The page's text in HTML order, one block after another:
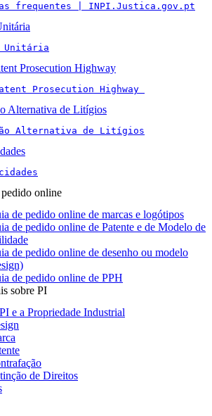
frequentes | INPI.Justica.gov.pt
Unitária
Prosecution Highway
Prosecution Highway
Alternativa de Litígios
Alternativa de Litígios
online
de pedido online de marcas e logótipos
de pedido online de Patente e de Modelo de
de pedido online de desenho ou modelo
de pedido online de PPH
sobre PI
e a Propriedade Industrial
de Direitos